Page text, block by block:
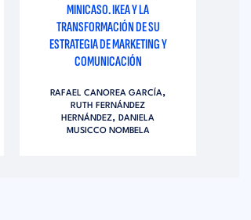
MINICASO. IKEA Y LA
TRANSFORMACIÓN DE SU
ESTRATEGIA DE MARKETING Y
COMUNICACIÓN
RAFAEL CANOREA GARCÍA,
RUTH FERNÁNDEZ
HERNÁNDEZ,DANIELA
MUSICCO NOMBELA